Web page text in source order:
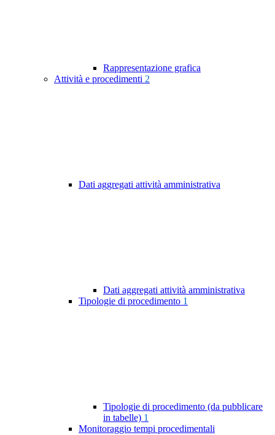
Rappresentazione grafica
Attività e procedimenti 2
Dati aggregati attività amministrativa
Dati aggregati attività amministrativa
Tipologie di procedimento 1
Tipologie di procedimento (da pubblicare
in tabelle) 1
Monitoraggio tempi procedimentali